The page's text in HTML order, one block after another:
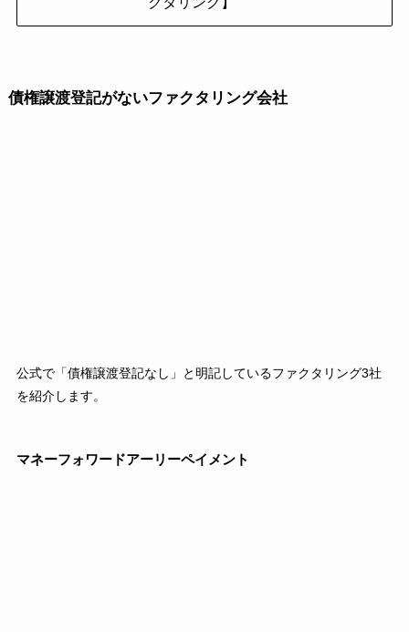
債権譲渡登記がないファクタリング会社
公式で「債権譲渡登記なし」と明記しているファクタリング3社
を紹介します。
マネーフォワードアーリーペイメント